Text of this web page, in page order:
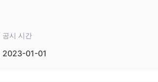
수 있는 유효한 규제가 부족합니다. 트레이더는
공시 시간
2023-01-01